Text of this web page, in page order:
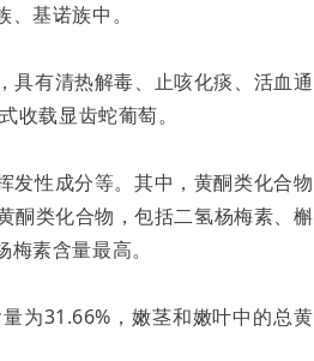
基诺族中。
具有清热解毒、止咳化痰、活血通
收载显齿蛇葡萄。
发性成分等。其中，黄酮类化合物
酮类化合物，包括二氢杨梅素、槲
素含量最高。
为31.66%，嫩茎和嫩叶中的总黄